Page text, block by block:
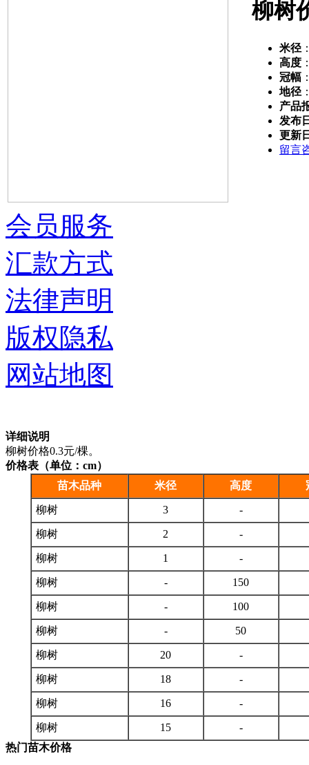
柳树
米径
高度
冠幅
地径
产品
发布
更新
留言
详细说明
柳树价格0.3元/棵。
价格表（单位：cm）
苗木品种
米径 高度
柳树 3 -
柳树 2 -
柳树 1 -
柳树 - 150
柳树 - 100
柳树 - 50
柳树 20 -
柳树 18 -
柳树 16 -
柳树 15
-
热门苗木价格
会员服务
汇款方式
法律声明
版权隐私
网站地图